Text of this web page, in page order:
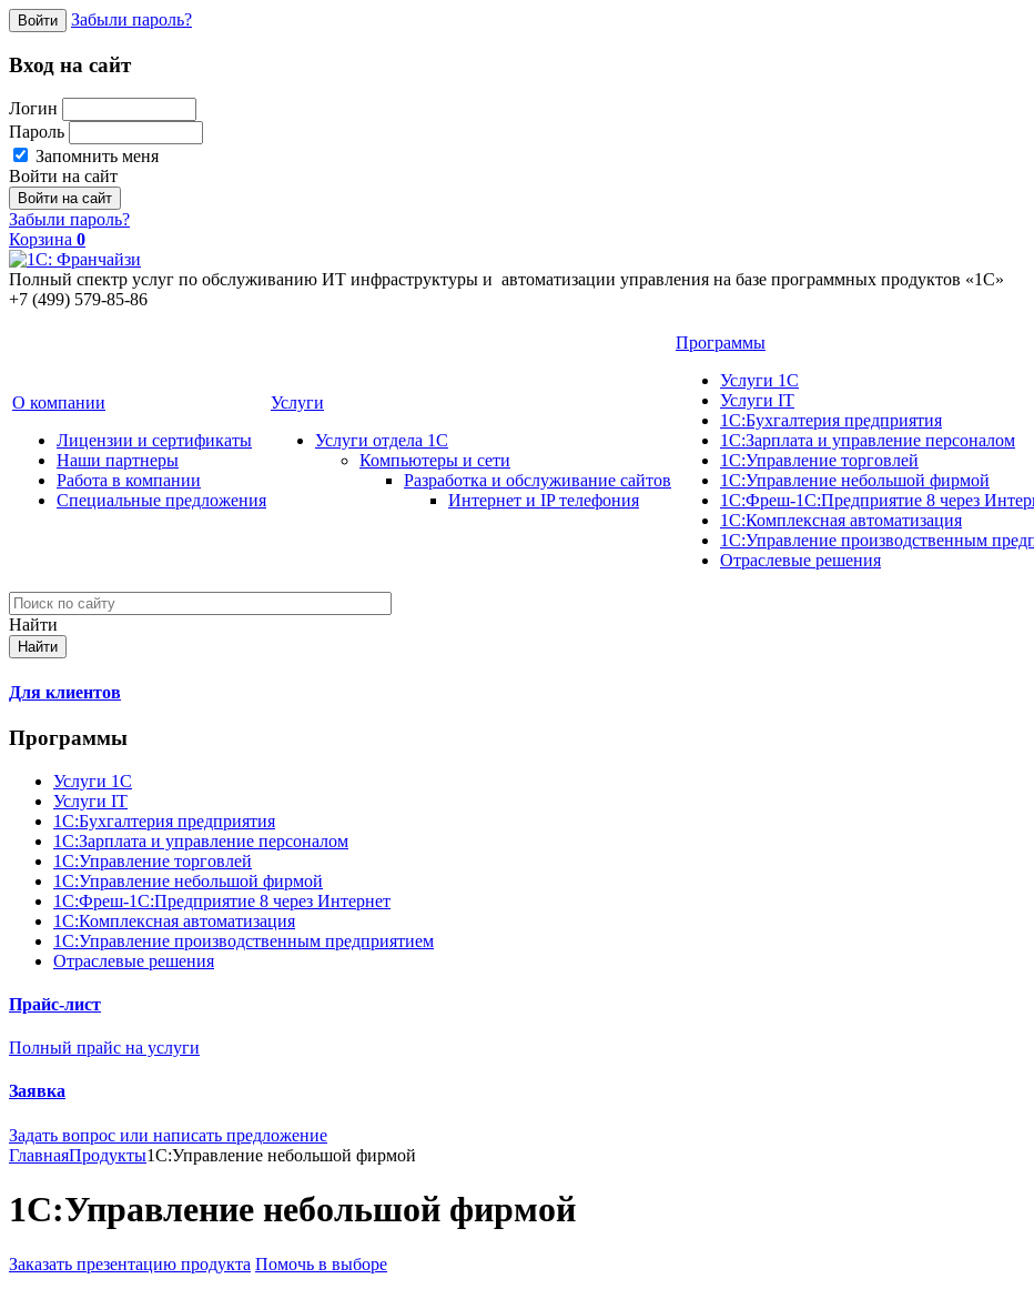
Войти Забыли пароль?
Вход на сайт
Логин
Пароль
Запомнить меня
Войти на сайт
Забыли пароль?
Корзина 0
Полный спектр услуг по обслуживанию ИТ инфраструктуры и автоматизации управления на базе программных продуктов «1С»
+7 (499) 579-85-86
О компании
Лицензии и сертификаты
Наши партнеры
Работа в компании
Специальные предложения
Услуги
Услуги отдела 1С
Компьютеры и сети
Разработка и обслуживание сайтов
Интернет и IP телефония
Программы
Услуги 1С
Услуги IT
1С:Бухгалтерия предприятия
1С:Зарплата и управление персоналом
1С:Управление торговлей
1С:Управление небольшой фирмой
1C:Фреш-1C:Предприятие 8 через
1С:Комплексная автоматизация
1С:Управление производственным
Отраслевые решения
Найти
Для клиентов
Программы
Услуги 1С
Услуги IT
1С:Бухгалтерия предприятия
1С:Зарплата и управление персоналом
1С:Управление торговлей
1С:Управление небольшой фирмой
1C:Фреш-1C:Предприятие 8 через Интернет
1С:Комплексная автоматизация
1С:Управление производственным предприятием
Отраслевые решения
Прайс-лист
Полный прайс на услуги
Заявка
Задать вопрос или написать предложение
ГлавнаяПродукты1С:Управление небольшой фирмой
1С:Управление небольшой фирмой
Заказать презентацию продукта Помочь в выборе